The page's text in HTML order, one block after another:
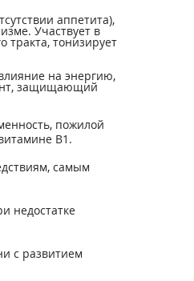
аппетита),
Участвует в
тракта, тонизирует
на энергию,
защищающий
пожилой
В1.
самым
недостатке
с развитием